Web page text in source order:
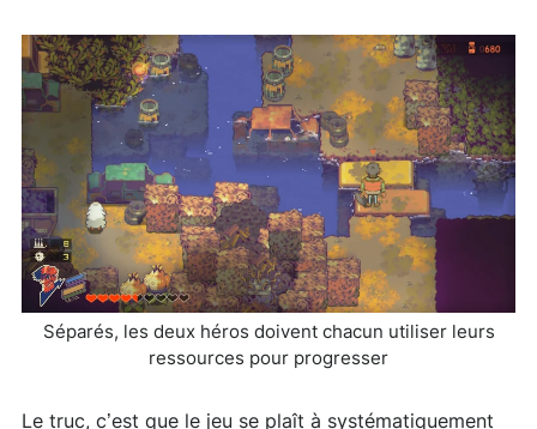
Séparés, les deux héros doivent chacun utiliser leurs
ressources pour progresser
Le truc, c’est que le jeu se plaît à systématiquement